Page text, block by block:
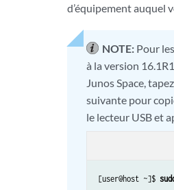
d’équipement auquel
NOTE: Pour
à la version
Junos Space,
suivante pour
le lecteur USB et
[user@host ~]$